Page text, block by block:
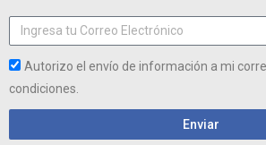
Autorizo el envío de información a mi
condiciones.
Enviar